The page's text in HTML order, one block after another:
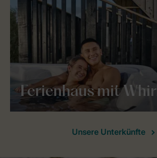
Ferienhaus mit
Unsere Unterkünfte